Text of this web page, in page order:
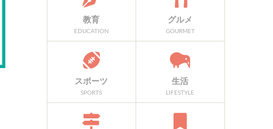
教育
EDUCATION
グルメ
GOURMET
スポーツ
SPORTS
生活
LIFESTYLE